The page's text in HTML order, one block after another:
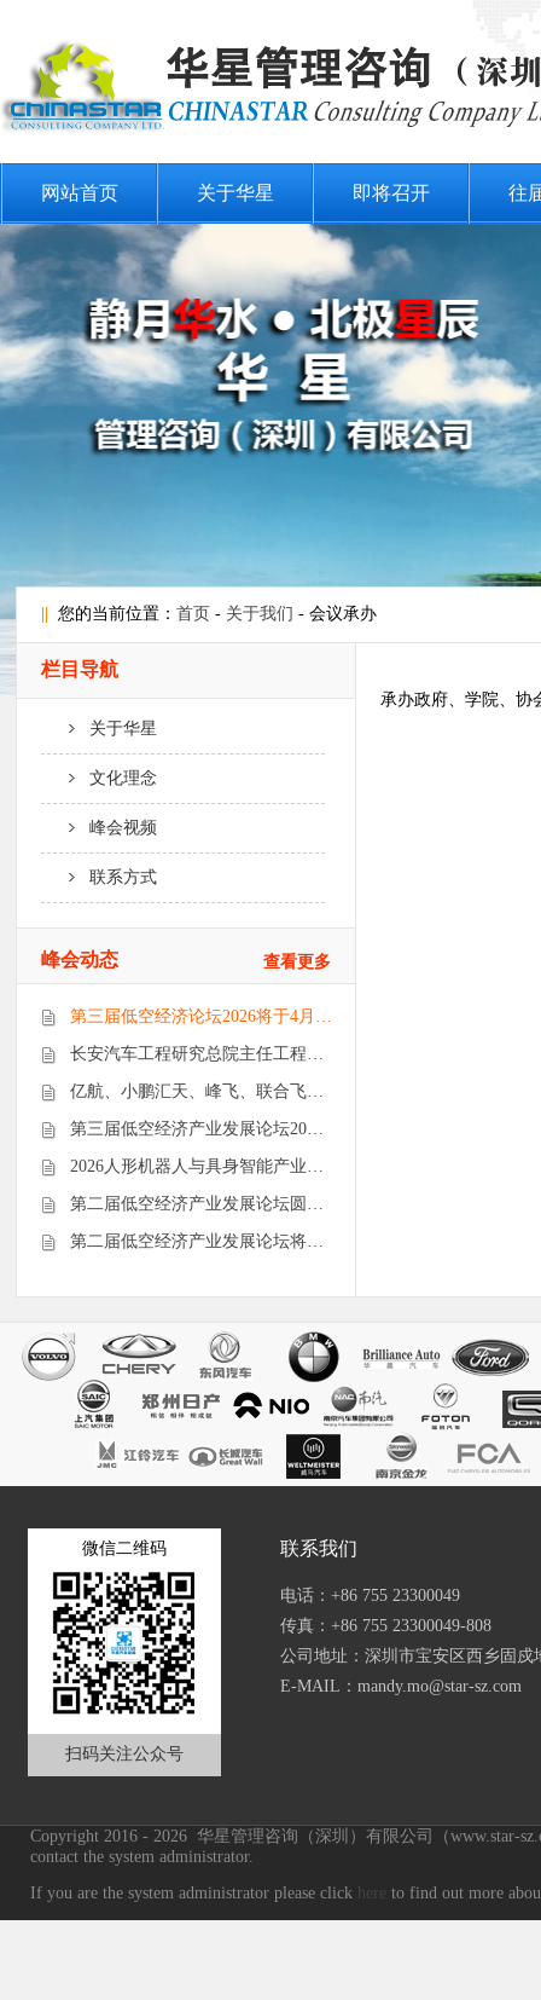
网站首页 关于华星 即将召开 往
您的当前位置： 首页 - 关于我们 - 会议承办
栏目导航
关于华星
文化理念
峰会视频
联系方式
峰会动态 查看更多
第三届低空经济论坛2026将于4月…
长安汽车工程研究总院主任工程…
亿航、小鹏汇天、峰飞、联合飞…
第三届低空经济产业发展论坛20…
2026人形机器人与具身智能产业…
第二届低空经济产业发展论坛圆…
第二届低空经济产业发展论坛将…
承办政府、学院、协
微信二维码
扫码关注公众号
联系我们
电话：+86 755 23300049
传真：+86 755 23300049-808
公司地址：深圳市宝安区西乡固戍
E-MAIL：mandy.mo@star-sz.com
Copyright 2016 - 2026 华星管理咨询（深圳）有限公司（www.star-
contact the system administrator.
If you are the system administrator please click here to find out more